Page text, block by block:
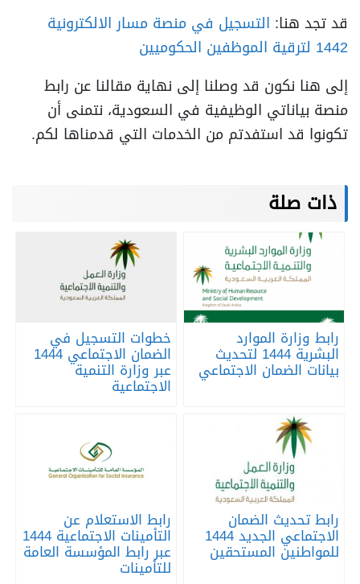
قد تجد هنا: التسجيل في منصة مسار الالكترونية
1442 لترقية الموظفين الحكوميين
إلى هنا نكون قد وصلنا إلى نهاية مقالنا عن رابط
منصة بياناتي الوظيفية في السعودية، نتمنى أن
تكونوا قد استفدتم من الخدمات التي قدمناها لكم.
ذات صلة
رابط وزارة الموارد
البشرية 1444 لتحديث
بيانات الضمان الاجتماعي
خطوات التسجيل في
الضمان الاجتماعي 1444
عبر وزارة التنمية
الاجتماعية
رابط تحديث الضمان
الاجتماعي الجديد 1444
للمواطنين المستحقين
رابط الاستعلام عن
التأمينات الاجتماعية 1444
عبر رابط المؤسسة العامة
للتأمينات